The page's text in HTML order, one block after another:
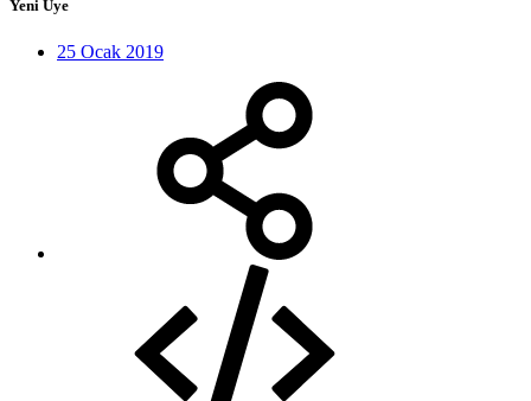
Yeni Üye
25 Ocak 2019